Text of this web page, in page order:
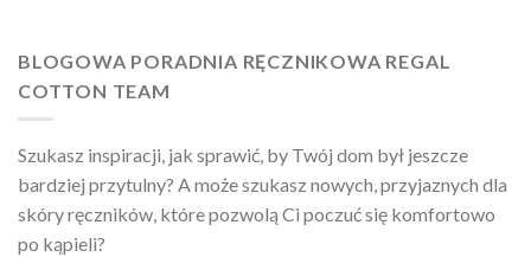
BLOGOWA PORADNIA RĘCZNIKOWA REGAL
COTTON TEAM
Szukasz inspiracji, jak sprawić, by Twój dom był jeszcze
bardziej przytulny? A może szukasz nowych, przyjaznych dla
skóry ręczników, które pozwolą Ci poczuć się komfortowo
po kąpieli?